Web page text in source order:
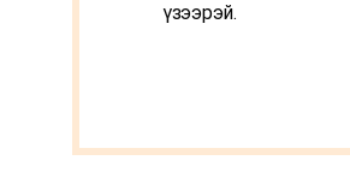
үзээрэй.